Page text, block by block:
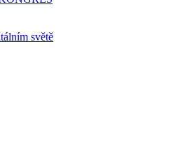
světě